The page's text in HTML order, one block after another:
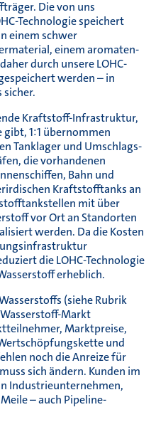
Die von uns
Technologie speichert
einem schwer
einem aromaten-
durch unsere LOHC-
werden – in
Kraftstoff-Infrastruktur,
1:1 übernommen
Tanklager und Umschlags-
die vorhandenen
Bahn und
Kraftstofftanks an
mit über
vor Ort an Standorten
werden. Da die Kosten
die LOHC-Technologie
erheblich.
(siehe Rubrik
Markt
Marktpreise,
und
noch die Anreize für
sich ändern. Kunden im
Industrieunternehmen,
– auch Pipeline-